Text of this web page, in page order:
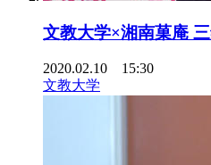
文教大学×湘南菓庵
2020.02.10 15:30
文教大学